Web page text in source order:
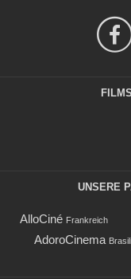
UNSERE
AlloCiné Frankreich
AdoroCinema